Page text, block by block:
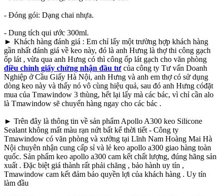
- Đóng gói: Dạng chai nhựa.
- Dung tích qui ước 300ml.
► Khách hàng đánh giá : Em chỉ lấy một trường hợp khách hàng
gần nhất đánh giá về keo này, đó là anh Hưng là thợ thi công gạch
ốp lát , vừa qua anh Hưng có thì công ốp lát gạch cho văn phòng
điều chỉnh giấy chứng nhận đầu tư của công ty Tư vấn Doanh
Nghiệp ở Cầu Giấy Hà Nội, anh Hưng và anh em thợ có sử dụng
dòng keo này và thấy nó vô cùng hiệu quả, sau đó anh Hưng cóđặt
mua của Tmawindow 3 thùng, hết lại lấy mà các bác, vì chỉ cần alo
là Tmawindow sẽ chuyển hàng ngay cho các bác .
► Trên đây là thông tin về sản phẩm Apollo A300 keo Silicone
Sealant không mất màu rạn nứt bất kể thời tiết - Công ty
Tmawindow có văn phòng và xưởng tại Lĩnh Nam Hoàng Mai Hà
Nội chuyên nhận cung cấp sỉ và lẻ keo apollo a300 giao hàng toàn
quốc. Sản phẩm keo apollo a300 cam kết chất lượng, đúng hãng sản
xuất . Đặc biệt giá thành rất phải chăng , bảo hành uy tín ,
Tmawindow cam kết đảm bảo quyền lợi của khách hàng . Uy tín
làm đầu